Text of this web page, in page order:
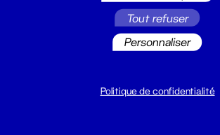
Tout refuser
Personnaliser
Politique de confidentialité